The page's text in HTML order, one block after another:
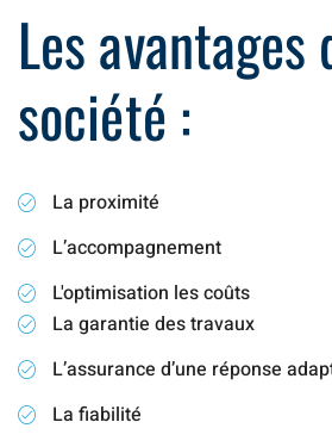
Les
société :
La proximité
L’accompagnement
L'optimisation les coûts
La garantie des travaux
L’assurance d’une réponse
La fiabilité